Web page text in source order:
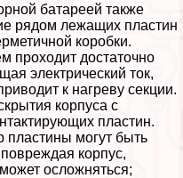
батареей также
рядом лежащих пластин
коробки.
проходит достаточно
электрический ток,
к нагреву секции.
корпуса с
пластин.
пластины могут быть
корпус,
осложняться;